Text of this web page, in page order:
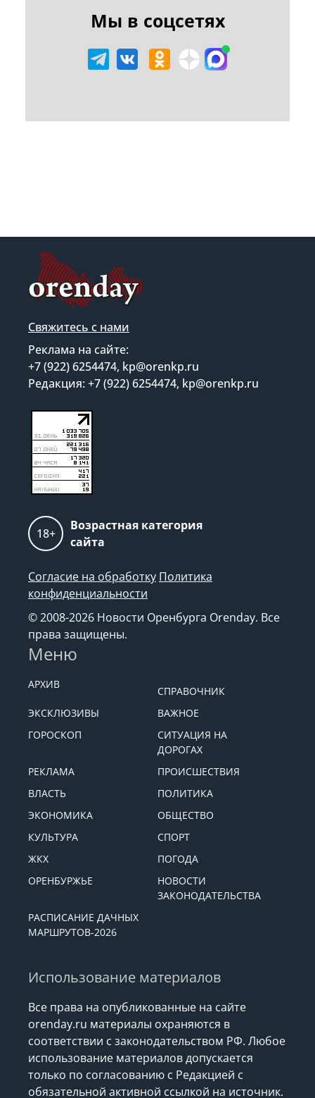
Мы в соцсетях
Свяжитесь с нами
Реклама на сайте:
+7 (922) 6254474, kp@orenkp.ru
Редакция: +7 (922) 6254474, kp@orenkp.ru
18+
Возрастная категория
сайта
Согласие на обработку Политика
конфиденциальности
© 2008-2026 Новости Оренбурга Orenday. Все
права защищены.
Меню
АРХИВ
СПРАВОЧНИК
ЭКСКЛЮЗИВЫ
ВАЖНОЕ
ГОРОСКОП
СИТУАЦИЯ НА
ДОРОГАХ
РЕКЛАМА
ПРОИСШЕСТВИЯ
ВЛАСТЬ
ПОЛИТИКА
ЭКОНОМИКА
ОБЩЕСТВО
КУЛЬТУРА
СПОРТ
ЖКХ
ПОГОДА
ОРЕНБУРЖЬЕ
НОВОСТИ
ЗАКОНОДАТЕЛЬСТВА
РАСПИСАНИЕ ДАЧНЫХ
МАРШРУТОВ-2026
Использование материалов
Все права на опубликованные на сайте
orenday.ru материалы охраняются в
соответствии с законодательством РФ. Любое
использование материалов допускается
только по согласованию с Редакцией с
обязательной активной ссылкой на источник.